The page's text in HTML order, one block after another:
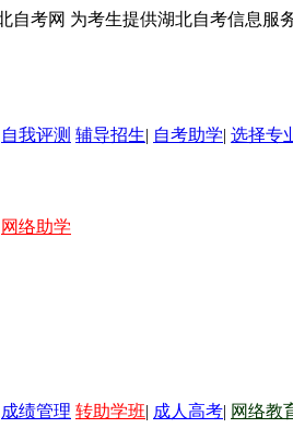
自考网 为考生提供湖北自考信息服
自我评测 辅导招生| 自考助学| 选择专
网络助学
成绩管理 转助学班| 成人高考| 网络教